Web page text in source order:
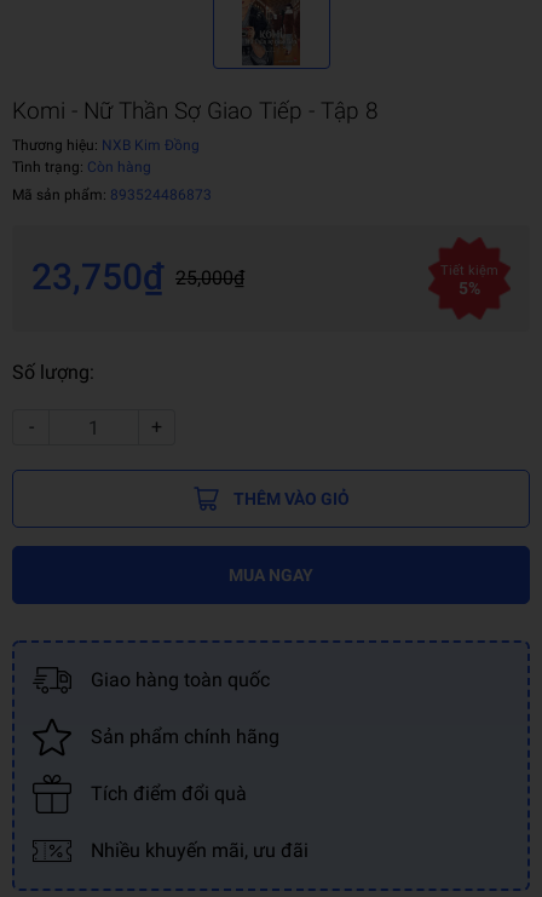
Komi - Nữ Thần Sợ Giao Tiếp - Tập 8
Thương hiệu: NXB Kim Đồng
Tình trạng: Còn hàng
Mã sản phẩm: 893524486873
23,750₫ 25,000₫ Tiết kiệm
5%
Số lượng:
- +
THÊM VÀO GIỎ
MUA NGAY
Giao hàng toàn quốc
Sản phẩm chính hãng
Tích điểm đổi quà
Nhiều khuyến mãi, ưu đãi